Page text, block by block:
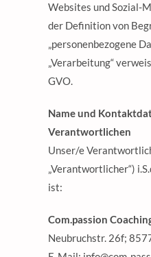
Websites und Sozial-
der Definition von
„personenbezogene
„Verarbeitung“
GVO.
Name und
Verantwortlichen
Unser/e
„Verantwortlicher“)
ist:
Com.passion
Neubruchstr. 26f;